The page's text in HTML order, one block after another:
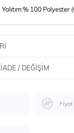
100 Polyester
/ DEĞIŞIM
Fiyat